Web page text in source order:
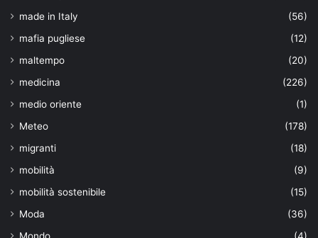
made in Italy
(56)
mafia pugliese
(12)
maltempo
(20)
medicina
(226)
medio oriente
(1)
Meteo
(178)
migranti
(18)
mobilità
(9)
mobilità sostenibile
(15)
Moda
(36)
Mondo
(4)